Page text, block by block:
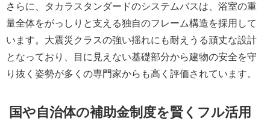
さらに、タカラスタンダードのシステムバスは、浴室の重
量全体をがっしりと支える独自のフレーム構造を採用して
います。大震災クラスの強い揺れにも耐えうる頑丈な設計
となっており、目に見えない基礎部分から建物の安全を守
り抜く姿勢が多くの専門家からも高く評価されています。
国や自治体の補助金制度を賢くフル活用